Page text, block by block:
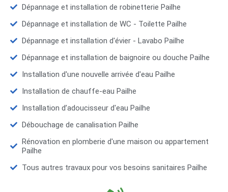
Dépannage et installation de robinetterie Pailhe
Dépannage et installation de WC - Toilette Pailhe
Dépannage et installation d'évier - Lavabo Pailhe
Dépannage et installation de baignoire ou douche Pailhe
Installation d'une nouvelle arrivée d'eau Pailhe
Installation de chauffe-eau Pailhe
Installation d’adoucisseur d'eau Pailhe
Débouchage de canalisation Pailhe
Rénovation en plomberie d'une maison ou appartement
Pailhe
Tous autres travaux pour vos besoins sanitaires Pailhe